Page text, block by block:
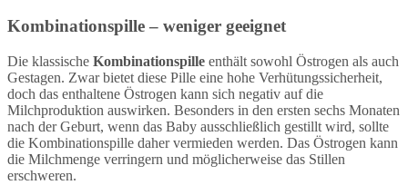
Kombinationspille – weniger geeignet
Die klassische Kombinationspille enthält sowohl Östrogen als auch
Gestagen. Zwar bietet diese Pille eine hohe Verhütungssicherheit,
doch das enthaltene Östrogen kann sich negativ auf die
Milchproduktion auswirken. Besonders in den ersten sechs Monaten
nach der Geburt, wenn das Baby ausschließlich gestillt wird, sollte
die Kombinationspille daher vermieden werden. Das Östrogen kann
die Milchmenge verringern und möglicherweise das Stillen
erschweren.